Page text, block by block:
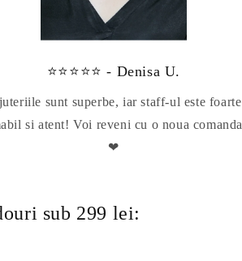
⭐⭐⭐⭐⭐ - Denisa U.
sunt superbe, iar staff-ul este foarte
si atent! Voi reveni cu o noua comanda
❤
sub 299 lei: